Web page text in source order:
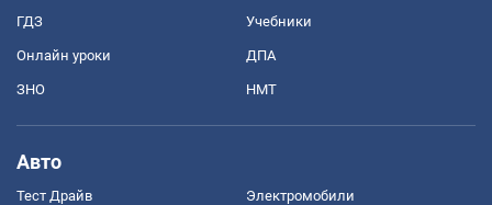
ГДЗ Учебники
Онлайн уроки ДПА
ЗНО НМТ
Авто
Тест Драйв Электромобили